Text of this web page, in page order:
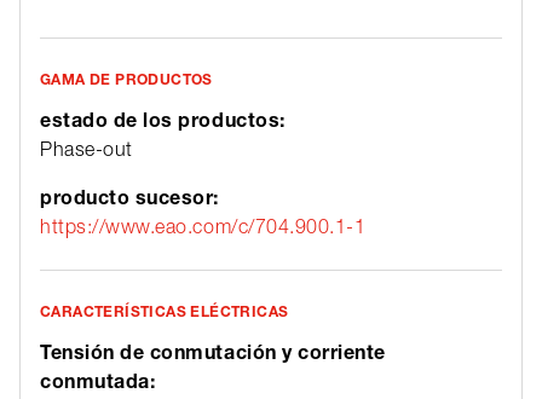
GAMA DE PRODUCTOS
estado de los productos:
Phase-out
producto sucesor:
https://www.eao.com/c/704.900.1-1
CARACTERÍSTICAS ELÉCTRICAS
Tensión de conmutación y corriente
conmutada: